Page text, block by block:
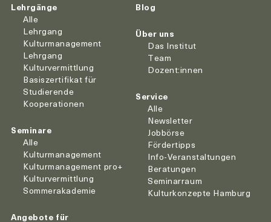
Lehrgänge
Alle
Lehrgang
Kulturmanagement
Lehrgang
Kulturvermittlung
Basiszertifikat für
Studierende
Kooperationen
Seminare
Alle
Kulturmanagement
Kulturmanagement pro+
Kulturvermittlung
Sommerakademie
Angebote für
Blog
Über uns
Das Institut
Team
Dozent:innen
Service
Alle
Newsletter
Jobbörse
Fördertipps
Info-Veranstaltungen
Beratungen
Seminarraum
Kulturkonzepte Hamburg